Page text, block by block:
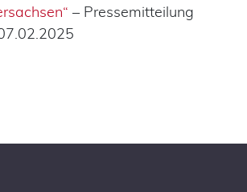
– Pressemitteilung